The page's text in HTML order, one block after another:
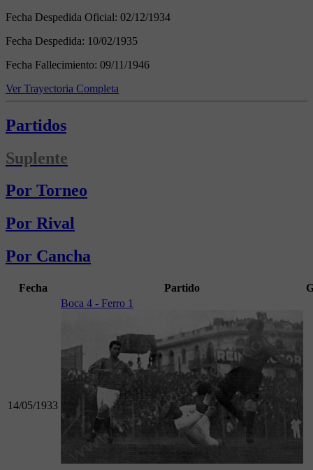
Fecha Despedida Oficial: 02/12/1934
Fecha Despedida: 10/02/1935
Fecha Fallecimiento: 09/11/1946
Ver Trayectoria Completa
Partidos
Suplente
Por Torneo
Por Rival
Por Cancha
Fecha Partido
14/05/1933
Boca 4 - Ferro 1